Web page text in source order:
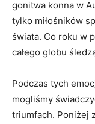
gonitwa konna w
tylko miłośników
świata. Co roku w
całego globu
Podczas tych
‌mogliśmy
‍triumfach.‌ Poniżej